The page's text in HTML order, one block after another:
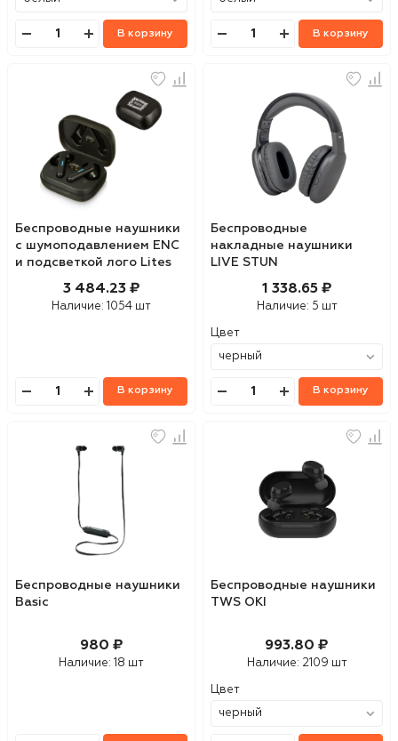
В корзину В корзину
Беспроводные наушники
с шумоподавлением ENC
и подсветкой лого Lites
3 484.23 ₽
Наличие: 1054 шт
В корзину
Беспроводные
накладные наушники
LIVE STUN
1 338.65 ₽
Наличие: 5 шт
Цвет
В корзину
Беспроводные наушники
Basic
980 ₽
Наличие: 18 шт
Беспроводные наушники
TWS OKI
993.80 ₽
Наличие: 2109 шт
Цвет